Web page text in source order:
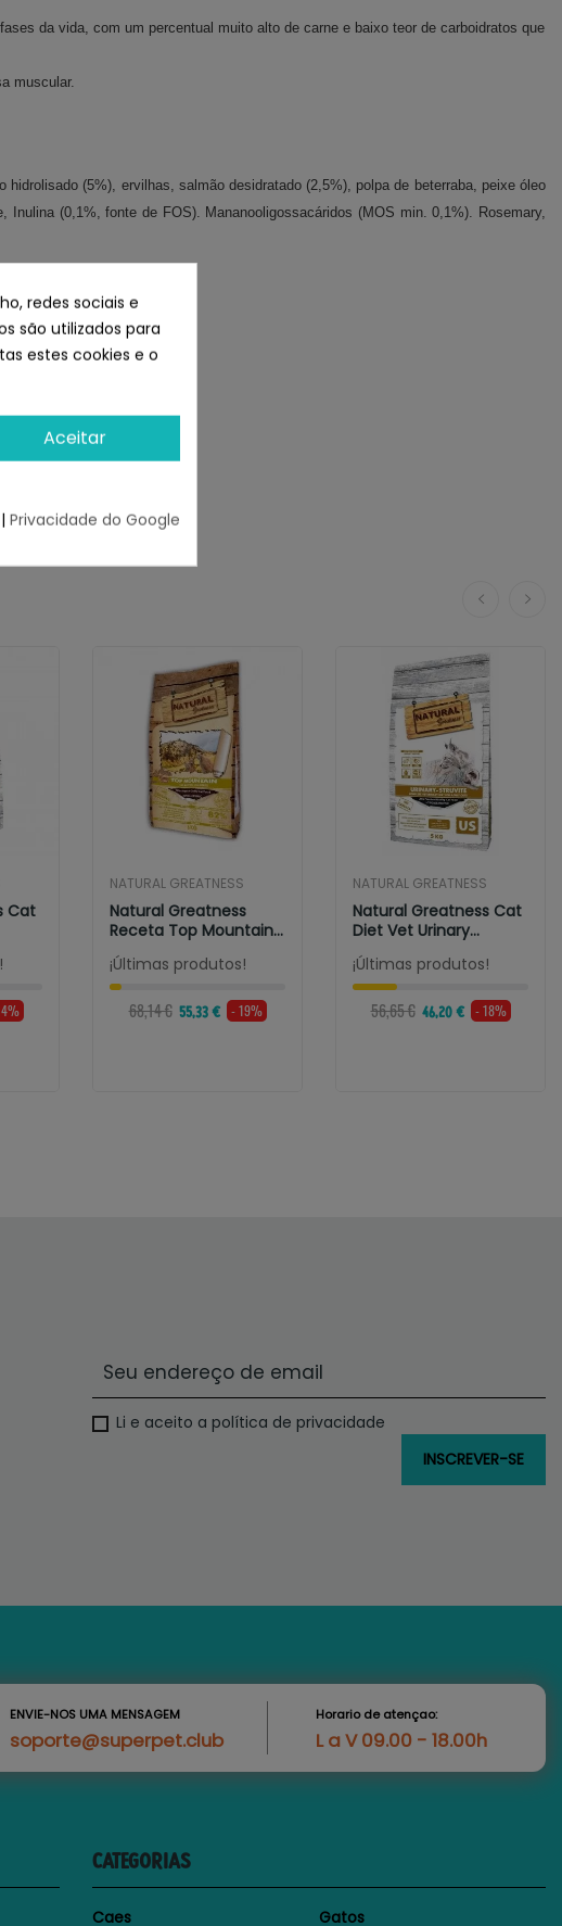
da vida, com um percentual muito alto de carne e baixo teor de carboidratos que
muscular.
(5%), ervilhas, salmão desidratado (2,5%), polpa de beterraba, peixe óleo
(0,1%, fonte de FOS). Mananooligossacáridos (MOS min. 0,1%). Rosemary,
Cat
NATURAL GREATNESS
Natural Greatness
Receta Top Mountain
Cat & Kitten
¡Últimas produtos!
68,14 € 55,33 € - 19%
NATURAL GREATNESS
Natural Greatness Cat
Diet Vet Urinary
Struvite
¡Últimas produtos!
56,65 € 46,20 € - 18%
Li e aceito a política de privacidade
ENVIE-NOS UMA MENSAGEM
soporte@superpet.club
Horario de atençao:
L a V 09.00 - 18.00h
CATEGORIAS
Caes Gatos
redes sociais e
são utilizados para
estes cookies e o
Aceitar
| Privacidade do Google